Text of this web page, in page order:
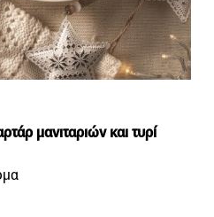
μανιταριών και τυρί